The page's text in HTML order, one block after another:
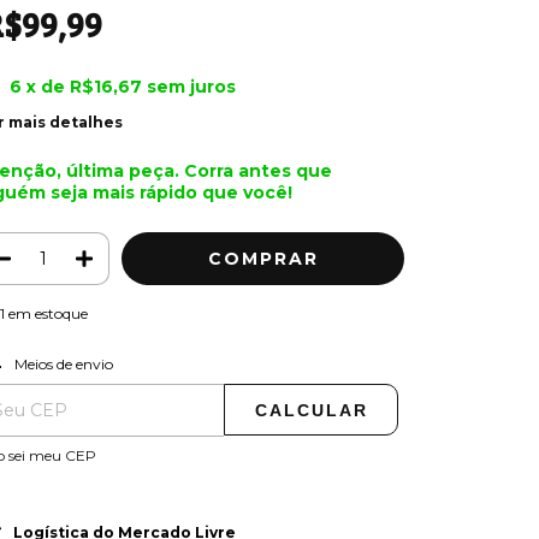
6 x de R$16,67 sem juros
mais detalhes
última peça. Corra antes que
seja mais rápido que você!
1 em estoque
para o CEP:
Meios de envio
CALCULAR
sei meu CEP
Logística do Mercado Livre